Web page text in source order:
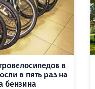
в
в пять раз на
бензина